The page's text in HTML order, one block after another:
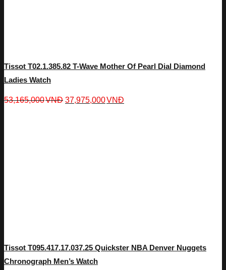
Tissot T02.1.385.82 T-Wave Mother Of Pearl Dial Diamond
Ladies Watch
53,165,000VNĐ 37,975,000VNĐ
Tissot T095.417.17.037.25 Quickster NBA Denver Nuggets
Chronograph Men’s Watch